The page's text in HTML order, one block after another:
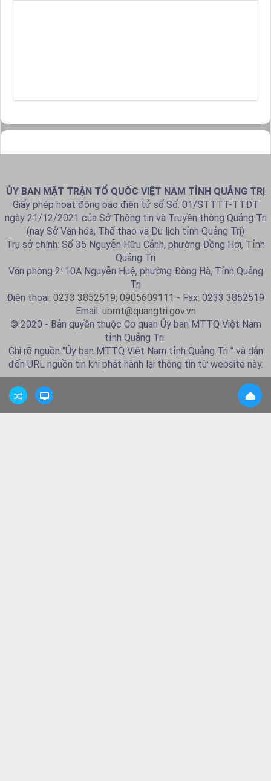
ỦY BAN MẶT TRẬN TỔ QUỐC VIỆT NAM TỈNH QUẢNG TRỊ
Giấy phép hoạt động báo điện tử số Số: 01/STTTT-TTĐT
ngày 21/12/2021 của Sở Thông tin và Truyền thông Quảng Trị
(nay Sở Văn hóa, Thể thao và Du lịch tỉnh Quảng Trị)
Trụ sở chính: Số 35 Nguyễn Hữu Cảnh, phường Đồng Hới, Tỉnh
Quảng Trị
Văn phòng 2: 10A Nguyễn Huệ, phường Đông Hà, Tỉnh Quảng
Trị
Điện thoại: 0233 3852519; 0905609111 - Fax: 0233 3852519
Email: ubmt@quangtri.gov.vn
© 2020 - Bản quyền thuộc Cơ quan Ủy ban MTTQ Việt Nam
tỉnh Quảng Trị
Ghi rõ nguồn "Ủy ban MTTQ Việt Nam tỉnh Quảng Trị " và dẫn
đến URL nguồn tin khi phát hành lại thông tin từ website này.